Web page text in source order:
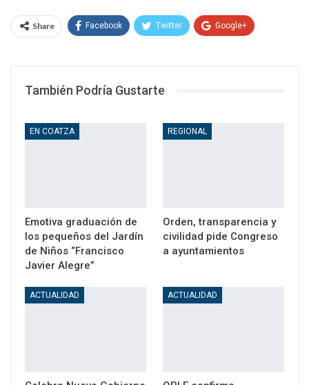
Share Facebook Twitter Google+
También Podría Gustarte
EN COATZA
Emotiva graduación de
los pequeños del Jardín
de Niños “Francisco
Javier Alegre”
REGIONAL
Orden, transparencia y
civilidad pide Congreso
a ayuntamientos
ACTUALIDAD ACTUALIDAD